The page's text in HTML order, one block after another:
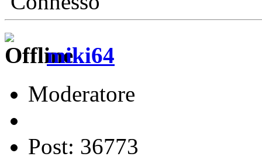
miki64
Moderatore
Post: 36773